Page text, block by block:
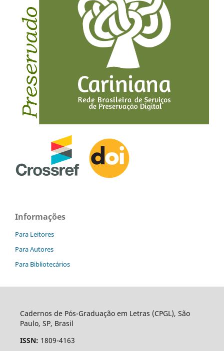
Informações
Para Leitores
Para Autores
Para Bibliotecários
Cadernos de Pós-Graduação em Letras (CPGL), São
Paulo, SP, Brasil
ISSN: 1809-4163